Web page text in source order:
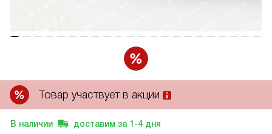
Товар участвует в акции
В наличии доставим за 1-4 дня